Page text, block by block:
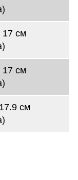
17 см
17 см
17.9 см